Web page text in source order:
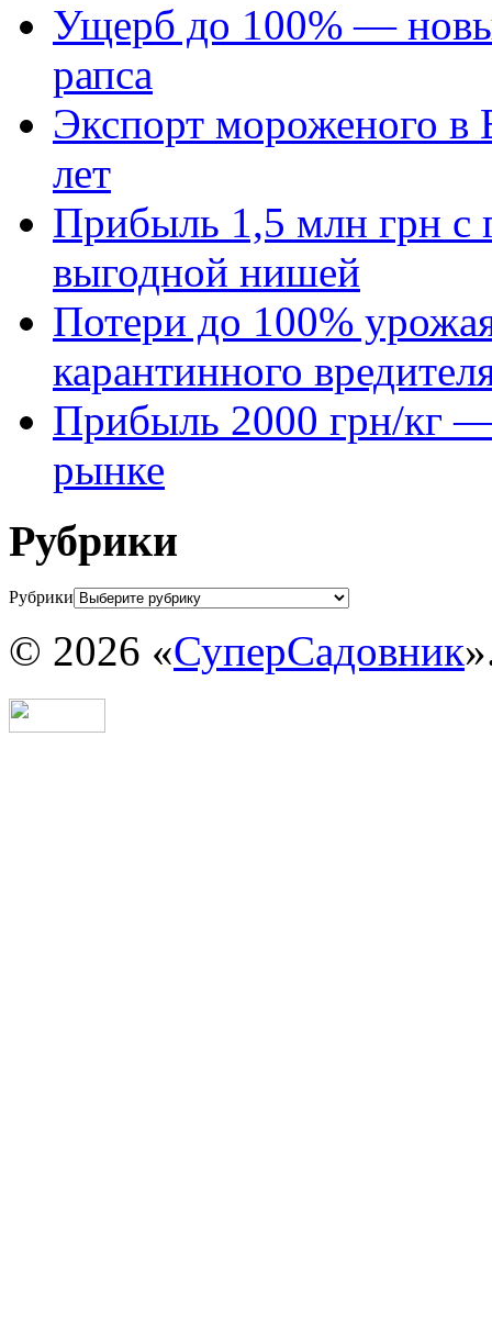
Ущерб до 100% —
рапса
Экспорт мороженого в
лет
Прибыль 1,5 млн грн с
выгодной нишей
Потери до 100%
карантинного
Прибыль 2000 грн/кг —
рынке
Рубрики
Рубрики
© 2026 «СуперСадовник